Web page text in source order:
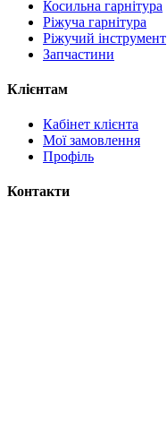
Косильна гарнітура
Ріжуча гарнітура
Ріжучий інструмент
Запчастини
Клієнтам
Кабінет клієнта
Мої замовлення
Профіль
Контакти